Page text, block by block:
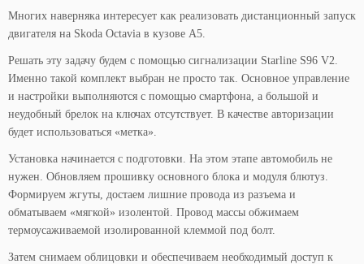
Многих наверняка интересует как реализовать дистанционный запуск
двигателя на Skoda Octavia в кузове A5.
Решать эту задачу будем с помощью сигнализации Starline S96 V2.
Именно такой комплект выбран не просто так. Основное управление
и настройки выполняются с помощью смартфона, а большой и
неудобный брелок на ключах отсутствует. В качестве авторизации
будет использоваться «метка».
Установка начинается с подготовки. На этом этапе автомобиль не
нужен. Обновляем прошивку основного блока и модуля блютуз.
Формируем жгуты, достаем лишние провода из разъема и
обматываем «мягкой» изолентой. Провод массы обжимаем
термоусаживаемой изолированной клеммой под болт.
Затем снимаем облицовки и обеспечиваем необходимый доступ к